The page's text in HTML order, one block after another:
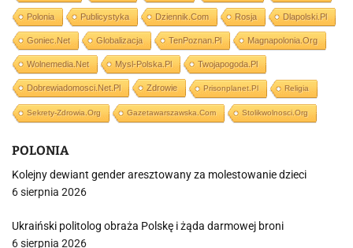
Polonia Publicystyka Dziennik.com Rosja Dlapolski.pl
Goniec.net Globalizacja TenPoznan.pl Magnapolonia.org
Wolnemedia.net Mysl-Polska.pl Twojapogoda.pl
Dobrewiadomosci.net.pl Zdrowie Prisonplanet.pl Religia
Sekrety-Zdrowia.org Gazetawarszawska.com Stolikwolnosci.org
POLONIA
Kolejny dewiant gender aresztowany za molestowanie dzieci
6 sierpnia 2026
Ukraiński politolog obraża Polskę i żąda darmowej broni
6 sierpnia 2026